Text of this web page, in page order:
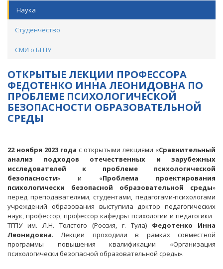
Наука
Студенчество
СМИ о БГПУ
ОТКРЫТЫЕ ЛЕКЦИИ ПРОФЕССОРА
ФЕДОТЕНКО ИННА ЛЕОНИДОВНА ПО
ПРОБЛЕМЕ ПСИХОЛОГИЧЕСКОЙ
БЕЗОПАСНОСТИ ОБРАЗОВАТЕЛЬНОЙ
СРЕДЫ
22 ноября 2023 года с открытыми лекциями «Сравнительный
анализ подходов отечественных и зарубежных
исследователей к проблеме психологической
безопасности» и «Проблема проектирования
психологически безопасной образовательной среды»
перед преподавателями, студентами, педагогами-психологами
учреждений образования выступила доктор педагогических
наук, профессор, профессор кафедры психологии и педагогики
ТГПУ им. Л.Н. Толстого (Россия, г. Тула) Федотенко Инна
Леонидовна. Лекции проходили в рамках совместной
программы повышения квалификации «Организация
психологически безопасной образовательной среды».